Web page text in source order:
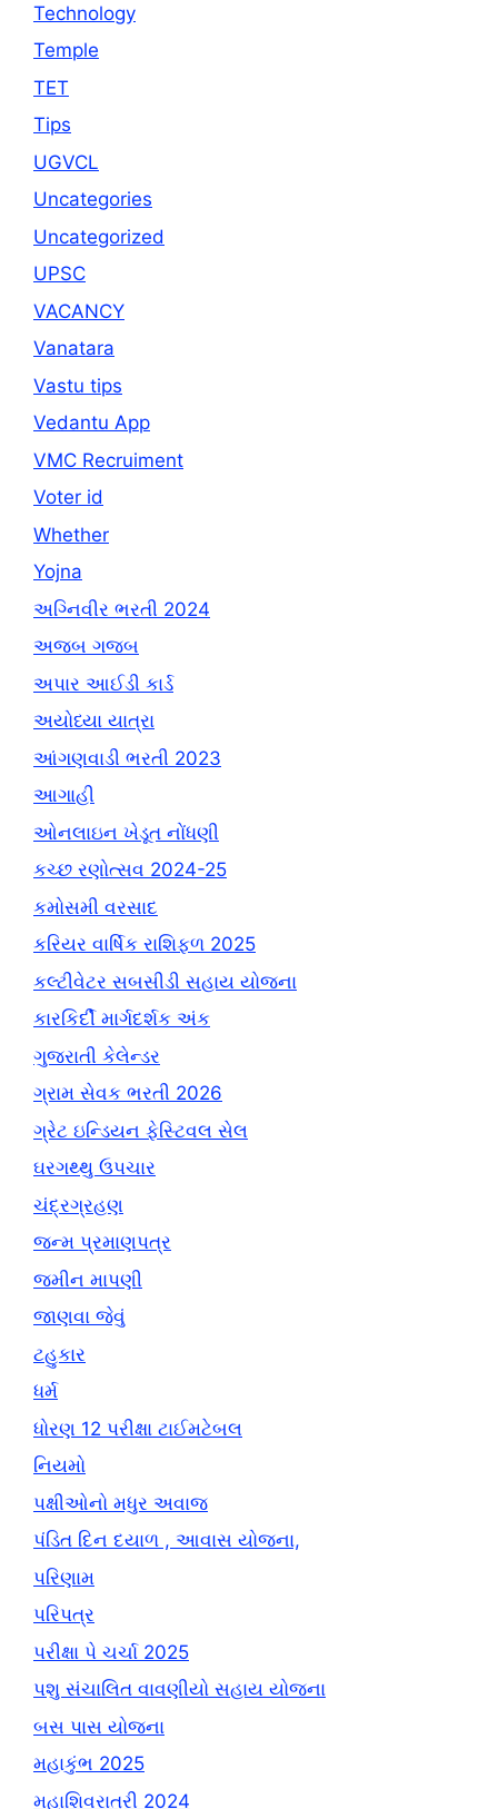
Technology
Temple
TET
Tips
UGVCL
Uncategories
Uncategorized
UPSC
VACANCY
Vanatara
Vastu tips
Vedantu App
VMC Recruiment
Voter id
Whether
Yojna
અગ્નિવીર ભરતી 2024
અજબ ગજબ
અપાર આઈડી કાર્ડ
અયોધ્યા યાત્રા
આંગણવાડી ભરતી 2023
આગાહી
ઓનલાઇન ખેડૂત નોંધણી
કચ્છ રણોત્સવ 2024-25
કમોસમી વરસાદ
કરિયર વાર્ષિક રાશિફળ 2025
કલ્ટીવેટર સબસીડી સહાય યોજના
કારકિર્દી માર્ગદર્શક અંક
ગુજરાતી કેલેન્ડર
ગ્રામ સેવક ભરતી 2026
ગ્રેટ ઇન્ડિયન ફેસ્ટિવલ સેલ
ઘરગથ્થુ ઉપચાર
ચંદ્રગ્રહણ
જન્મ પ્રમાણપત્ર
જમીન માપણી
જાણવા જેવું
ટહુકાર
ધર્મ
ધોરણ 12 પરીક્ષા ટાઈમટેબલ
નિયમો
પક્ષીઓનો મધુર અવાજ
પંડિત દિન દયાળ , આવાસ યોજના,
પરિણામ
પરિપત્ર
પરીક્ષા પે ચર્ચા 2025
પશુ સંચાલિત વાવણીયો સહાય યોજના
બસ પાસ યોજના
મહાકુંભ 2025
મહાશિવરાત્રી 2024